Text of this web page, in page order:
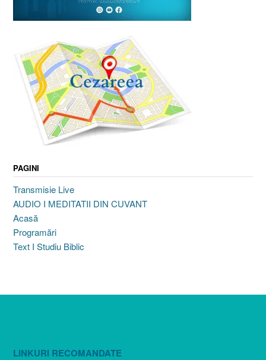
PAGINI
Transmisie Live
AUDIO I MEDITATII DIN CUVANT
Acasă
Programări
Text I Studiu Biblic
LINKURI RECOMANDATE